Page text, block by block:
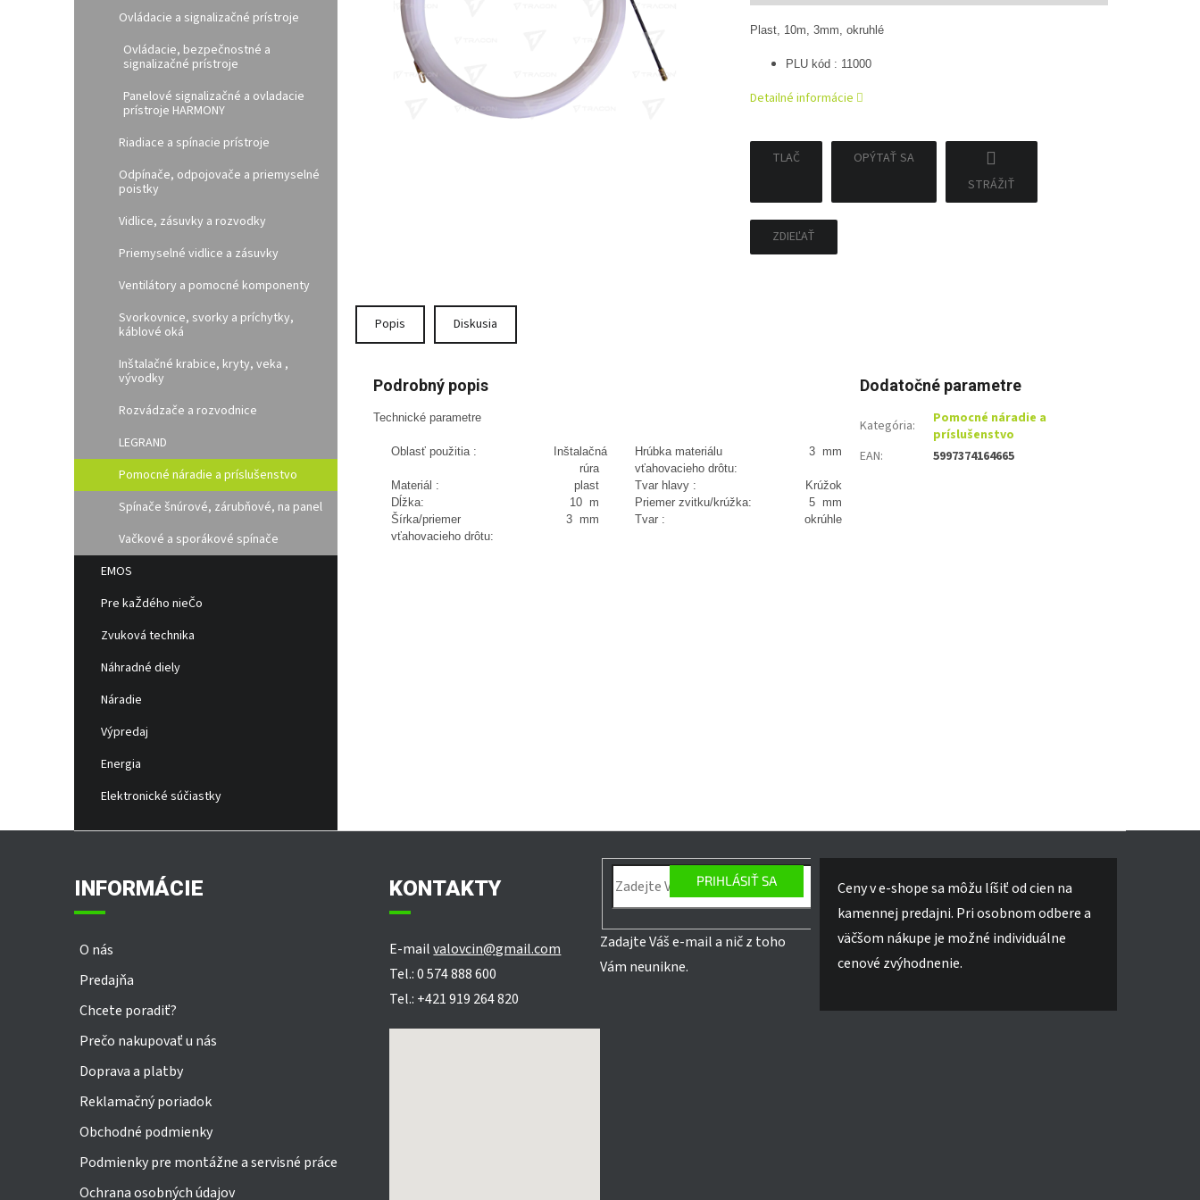
Ovládacie a signalizačné prístroje
Ovládacie, bezpečnostné a
signalizačné prístroje
Panelové signalizačné a ovladacie
prístroje HARMONY
Riadiace a spínacie prístroje
Odpínače, odpojovače a priemyselné
poistky
Vidlice, zásuvky a rozvodky
Priemyselné vidlice a zásuvky
Ventilátory a pomocné komponenty
Svorkovnice, svorky a príchytky,
káblové oká
Inštalačné krabice, kryty, veka ,
vývodky
Rozvádzače a rozvodnice
LEGRAND
Pomocné náradie a príslušenstvo
Spínače šnúrové, zárubňové, na panel
Vačkové a sporákové spínače
EMOS
Pre kaŽdého nieČo
Zvuková technika
Náhradné diely
Náradie
Výpredaj
Energia
Elektronické súčiastky
Plast, 10m, 3mm, okruhlé
PLU kód : 11000
Detailné informácie
TLAČ
OPÝTAŤ SA
STRÁŽIŤ
ZDIEĽAŤ
Popis Diskusia
Podrobný popis
Technické parametre
Oblasť použitia :
Inštalačná
rúra
Materiál :
plast
Dĺžka:
10 m
Šírka/priemer
vťahovacieho drôtu:
3 mm
Hrúbka materiálu
vťahovacieho drôtu:
3 mm
Tvar hlavy :
Krúžok
Priemer zvitku/krúžka:
5 mm
Tvar :
okrúhle
Dodatočné parametre
Kategória:
Pomocné náradie a
príslušenstvo
EAN: 5997374164665
INFORMÁCIE
O nás
Predajňa
Chcete poradiť?
Prečo nakupovať u nás
Doprava a platby
Reklamačný poriadok
Obchodné podmienky
Podmienky pre montážne a servisné práce
Ochrana osobných údajov
KONTAKTY
E-mailvalovcin@gmail.com
Tel.: 0 574 888 600
Tel.: +421 919 264 820
PRIHLÁSIŤ SA
Zadajte Váš e-mail a nič z toho
Vám neunikne.
Ceny v e-shope sa môžu líšiť od cien na
kamennej predajni. Pri osobnom odbere a
väčšom nákupe je možné individuálne
cenové zvýhodnenie.